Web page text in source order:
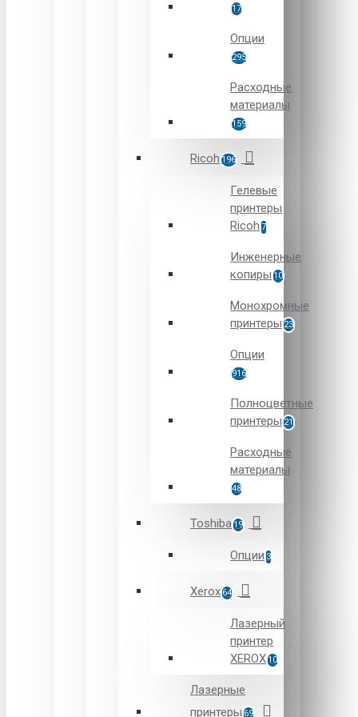
17
Опции
295
Расходные
материалы
159
Ricoh 196
Гелевые
принтеры
Ricoh 7
Инженерные
копиры 10
Монохромные
принтеры 23
Опции
916
Полноцветные
принтеры 21
Расходные
материалы
48
Toshiba19
Опции 3
Xerox64
Лазерный
принтер
XEROX10
Лазерные
принтеры 69